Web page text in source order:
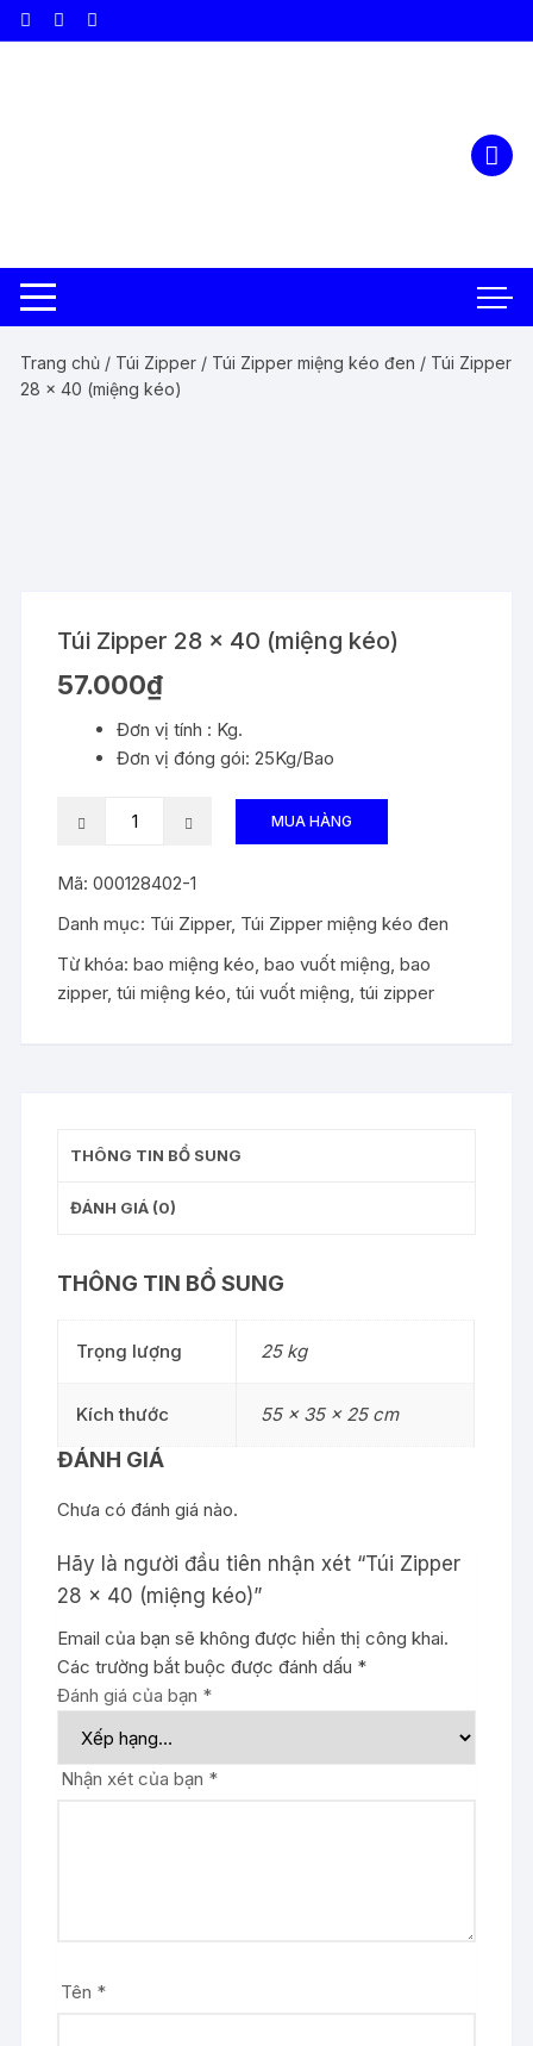
Chuyển
tới
Trang chủ / Túi Zipper / Túi Zipper miệng kéo đen / Túi Zipper
28 x 40 (miệng kéo)
Túi Zipper 28 x 40 (miệng kéo)
57.000₫
Đơn vị tính : Kg.
Đơn vị đóng gói: 25Kg/Bao
x
40
(miệng
kéo)
số
MUA HÀNG
Mã:000128402-1
Danh mục: Túi Zipper, Túi Zipper miệng kéo đen
Từ khóa:bao miệng kéo,bao vuốt miệng,bao
zipper,túi miệng kéo,túi vuốt miệng,túi zipper
THÔNG TIN BỔ SUNG
ĐÁNH GIÁ (0)
THÔNG TIN BỔ SUNG
Trọng lượng 25 kg
Kích thước 55 × 35 × 25 cm
ĐÁNH GIÁ
Chưa có đánh giá nào.
Hãy là người đầu tiên nhận xét “Túi Zipper
28 x 40 (miệng kéo)”
Email của bạn sẽ không được hiển thị công khai.
Các trường bắt buộc được đánh dấu *
Đánh giá của bạn *
Nhận xét của bạn *
Tên *